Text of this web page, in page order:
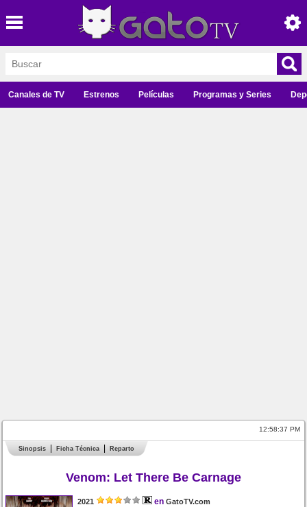
Canales de TV Estrenos Películas Programas y Series
12:58:37 PM
Sinopsis Ficha Técnica Reparto
Venom: Let There Be Carnage
2021 en GatoTV.com